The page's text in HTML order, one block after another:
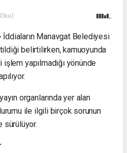
İddiaların Manavgat Belediyesi
belirtilirken, kamuoyunda
yapılmadığı yönünde
organlarında yer alan
ile ilgili birçok sorunun
sürülüyor.